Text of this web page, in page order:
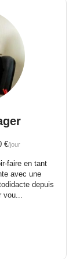
€/jour
faire en tant
avec une
depuis
vou...